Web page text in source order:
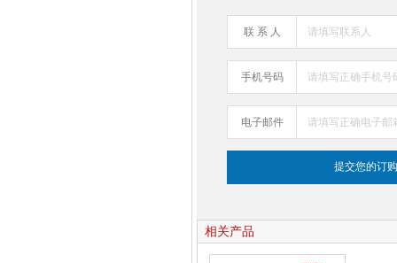
联 系 人
手机号码
电子邮件
相关产品